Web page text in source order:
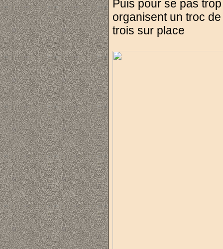
Puis pour se pas
organisent un troc
trois sur place